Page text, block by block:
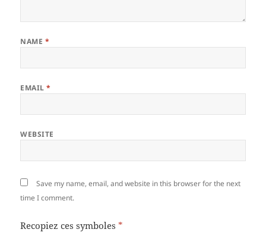
NAME *
EMAIL*
WEBSITE
Save my name, email, and website in this browser for the next
time I comment.
Recopiez ces symboles *